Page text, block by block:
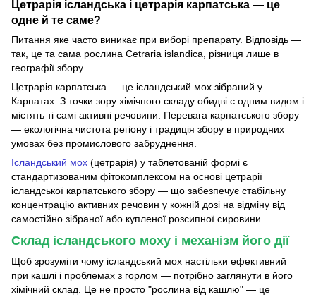
Цетрарія ісландська і цетрарія карпатська — це
одне й те саме?
Питання яке часто виникає при виборі препарату. Відповідь —
так, це та сама рослина Cetraria islandica, різниця лише в
географії збору.
Цетрарія карпатська — це ісландський мох зібраний у
Карпатах. З точки зору хімічного складу обидві є одним видом і
містять ті самі активні речовини. Перевага карпатського збору
— екологічна чистота регіону і традиція збору в природних
умовах без промислового забруднення.
Ісландський мох (цетрарія) у таблетованій формі є
стандартизованим фітокомплексом на основі цетрарії
ісландської карпатського збору — що забезпечує стабільну
концентрацію активних речовин у кожній дозі на відміну від
самостійно зібраної або купленої розсипної сировини.
Склад ісландського моху і механізм його дії
Щоб зрозуміти чому ісландський мох настільки ефективний
при кашлі і проблемах з горлом — потрібно заглянути в його
хімічний склад. Це не просто "рослина від кашлю" — це